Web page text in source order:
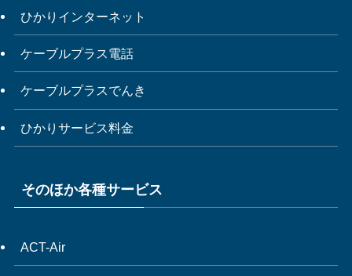
ひかりインターネット
ケーブルプラス電話
ケーブルプラスでんき
ひかりサービス料金
そのほか各種サービス
ACT-Air